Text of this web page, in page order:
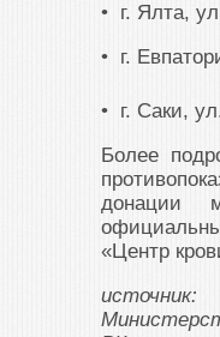
• г. Ялта,
• г.
• г. Саки,
Более
донации
«Центр